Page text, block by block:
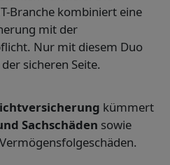
Branche kombiniert eine
mit der
Nur mit diesem Duo
sicheren Seite.
kümmert
Sachschäden sowie